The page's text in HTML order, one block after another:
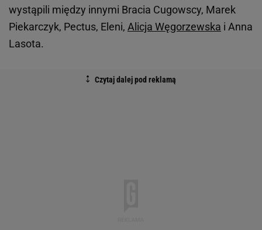
wystąpili między innymi Bracia Cugowscy, Marek
Piekarczyk, Pectus, Eleni, Alicja Węgorzewska i Anna
Lasota.